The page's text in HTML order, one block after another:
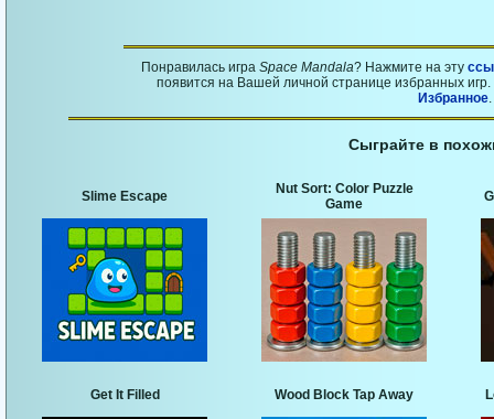
Понравилась игра Space Mandala? Нажмите на эту
появится на Вашей личной странице избранных
Избранное.
Сыграйте в
Slime Escape
Nut Sort: Color Puzzle
Game
Get It Filled Wood Block Tap Away